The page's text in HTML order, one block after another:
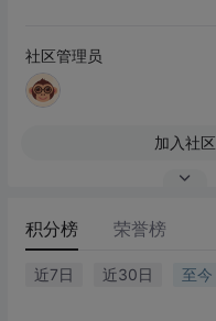
社区管理员
加入社区
积分榜 荣誉榜
近7日 近30日 至今